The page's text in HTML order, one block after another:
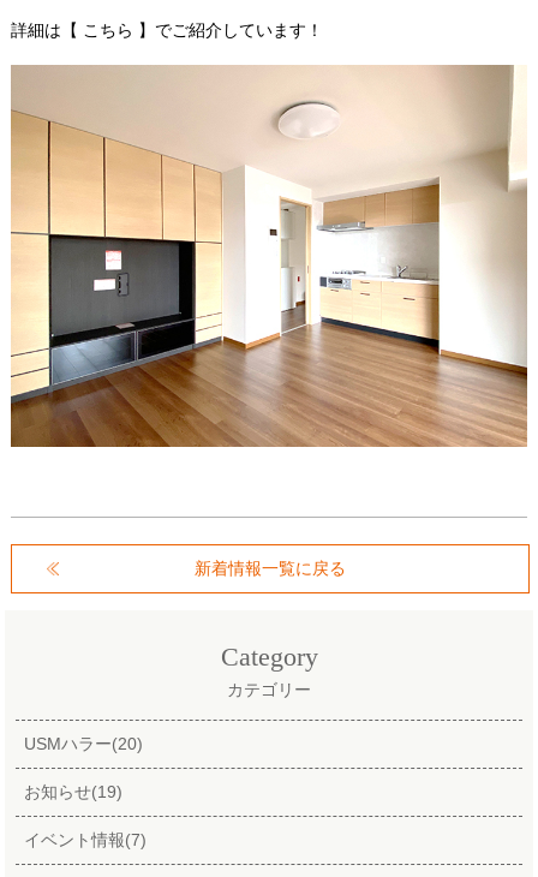
詳細は【 こちら 】でご紹介しています！
新着情報一覧に戻る
Category
カテゴリー
USMハラー(20)
お知らせ(19)
イベント情報(7)